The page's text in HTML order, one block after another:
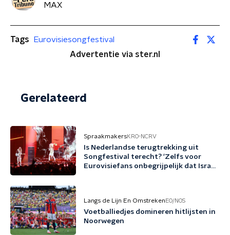
MAX
Tags
Eurovisiesongfestival
Advertentie via ster.nl
Gerelateerd
SpraakmakersKRO-NCRV
Is Nederlandse terugtrekking uit
Songfestival terecht? 'Zelfs voor
Eurovisiefans onbegrijpelijk dat Israël
Langs de Lijn En Omstreken EO/NOS
Voetballiedjes domineren hitlijsten in
Noorwegen